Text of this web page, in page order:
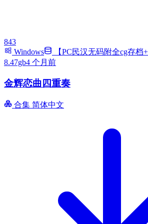
843
Windows
【PC民汉无码附全cg存档
8.47gb4 个月前
金辉恋曲四重奏
合集 简体中文